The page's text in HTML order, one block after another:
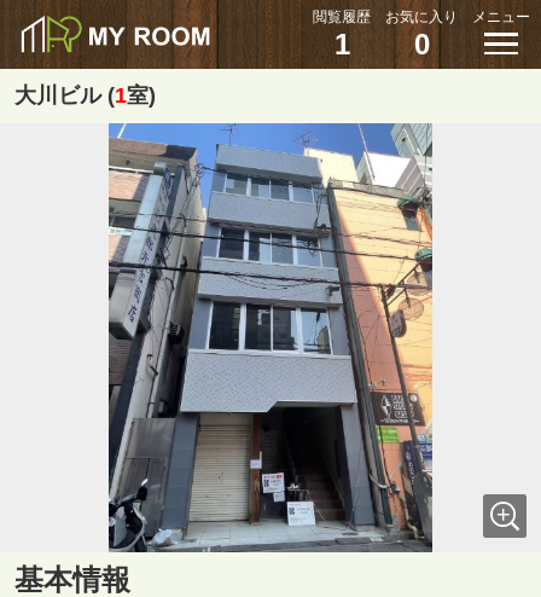
閲覧履歴
1
お気に入り
0
メニュー
大川ビル (1室)
基本情報